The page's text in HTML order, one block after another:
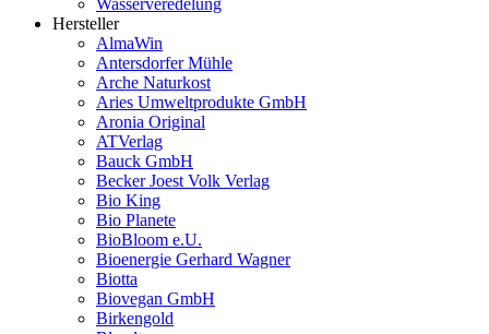
Wasserveredelung
Hersteller
AlmaWin
Antersdorfer Mühle
Arche Naturkost
Aries Umweltprodukte GmbH
Aronia Original
ATVerlag
Bauck GmbH
Becker Joest Volk Verlag
Bio King
Bio Planete
BioBloom e.U.
Bioenergie Gerhard Wagner
Biotta
Biovegan GmbH
Birkengold